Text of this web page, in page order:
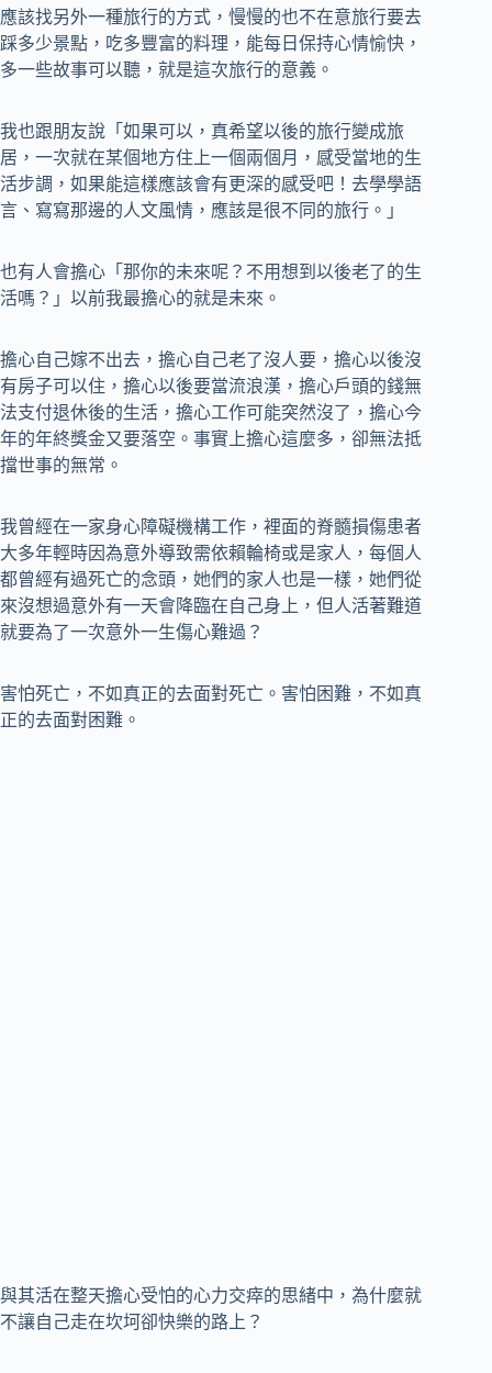
應該找另外一種旅行的方式，慢慢的也不在意旅行要去
踩多少景點，吃多豐富的料理，能每日保持心情愉快，
多一些故事可以聽，就是這次旅行的意義。
我也跟朋友說「如果可以，真希望以後的旅行變成旅
居，一次就在某個地方住上一個兩個月，感受當地的生
活步調，如果能這樣應該會有更深的感受吧！去學學語
言、寫寫那邊的人文風情，應該是很不同的旅行。」
也有人會擔心「那你的未來呢？不用想到以後老了的生
活嗎？」以前我最擔心的就是未來。
擔心自己嫁不出去，擔心自己老了沒人要，擔心以後沒
有房子可以住，擔心以後要當流浪漢，擔心戶頭的錢無
法支付退休後的生活，擔心工作可能突然沒了，擔心今
年的年終獎金又要落空。事實上擔心這麼多，卻無法抵
擋世事的無常。
我曾經在一家身心障礙機構工作，裡面的脊髓損傷患者
大多年輕時因為意外導致需依賴輪椅或是家人，每個人
都曾經有過死亡的念頭，她們的家人也是一樣，她們從
來沒想過意外有一天會降臨在自己身上，但人活著難道
就要為了一次意外一生傷心難過？
害怕死亡，不如真正的去面對死亡。害怕困難，不如真
正的去面對困難。
與其活在整天擔心受怕的心力交瘁的思緒中，為什麼就
不讓自己走在坎坷卻快樂的路上？